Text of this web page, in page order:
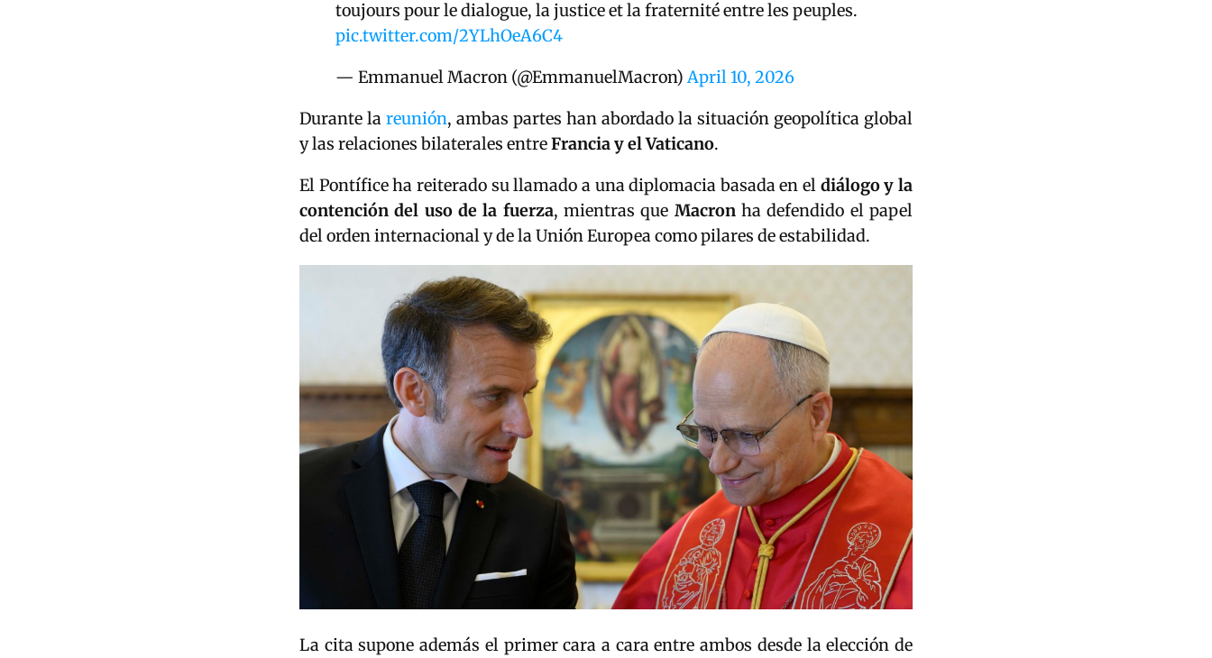
toujours pour le dialogue, la justice et la fraternité entre les peuples.
pic.twitter.com/2YLhOeA6C4
— Emmanuel Macron (@EmmanuelMacron) April 10, 2026
Durante la reunión, ambas partes han abordado la situación geopolítica global
y las relaciones bilaterales entreFrancia y el Vaticano.
El Pontífice ha reiterado su llamado a una diplomacia basada en el diálogo y la
contención del uso de la fuerza, mientras que Macron ha defendido el papel
del orden internacional y de la Unión Europea como pilares de estabilidad.
La cita supone además el primer cara a cara entre ambos desde la elección de